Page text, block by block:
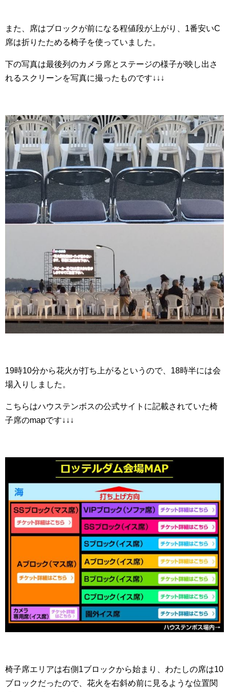
また、席はブロックが前になる程値段が上がり、1番安いC
席は折りたためる椅子を使っていました。
下の写真は最後列のカメラ席とステージの様子が映し出さ
れるスクリーンを写真に撮ったものです↓↓↓
19時10分から花火が打ち上がるというので、18時半には会
場入りしました。
こちらはハウステンボスの公式サイトに記載されていた椅
子席のmapです↓↓↓
椅子席エリアは右側1ブロックから始まり、わたしの席は10
ブロックだったので、花火を右斜め前に見るような位置関